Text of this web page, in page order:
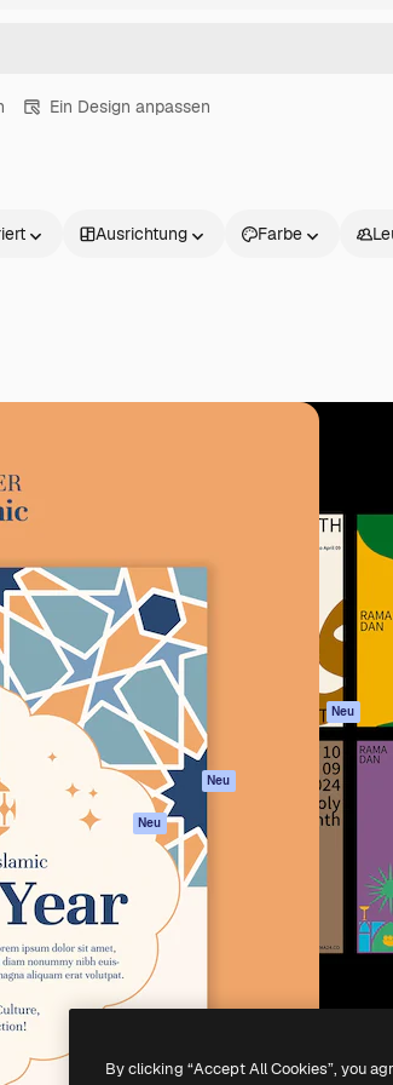
Ein Design anpassen
Ausrichtung Farbe
Spaces
KI-Assistent
KI-Bildgenerator
KI-Videogenerator
KI-
Stimmengenerator
Stock-Inhalte
MCP für
Claude/ChatGPT
Neu
Agenten Neu
Alle Magnific-Tools
Loslegen
Dokumentation
Originale Neu
Cookie-Richtlinie
Vertrauenszentrum
Unternehmen
S.L.U.Alle Rechte vorbehalten
By clicking “Accept All Cookies”, you